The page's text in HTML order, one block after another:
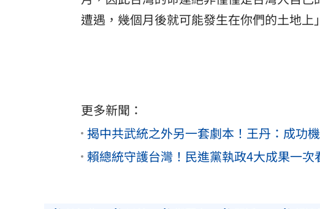
遭遇，幾個月後就可能發生在你們的土地上
更多新聞：
揭中共武統之外另一套劇本！王丹：成功
賴總統守護台灣！民進黨執政4大成果一次